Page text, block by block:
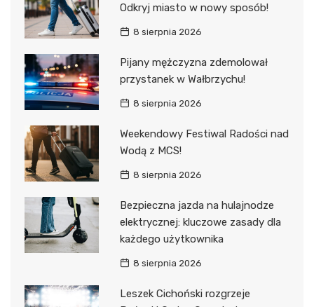
Odkryj miasto w nowy sposób!
8 sierpnia 2026
Pijany mężczyzna zdemolował
przystanek w Wałbrzychu!
8 sierpnia 2026
Weekendowy Festiwal Radości nad
Wodą z MCS!
8 sierpnia 2026
Bezpieczna jazda na hulajnodze
elektrycznej: kluczowe zasady dla
każdego użytkownika
8 sierpnia 2026
Leszek Cichoński rozgrzeje